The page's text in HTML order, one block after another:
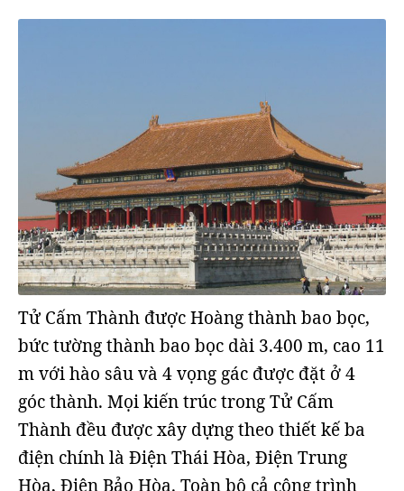
Tử Cấm Thành được Hoàng thành bao bọc,
bức tường thành bao bọc dài 3.400 m, cao 11
m với hào sâu và 4 vọng gác được đặt ở 4
góc thành. Mọi kiến trúc trong Tử Cấm
Thành đều được xây dựng theo thiết kế ba
điện chính là Điện Thái Hòa, Điện Trung
Hòa, Điện Bảo Hòa. Toàn bộ cả công trình